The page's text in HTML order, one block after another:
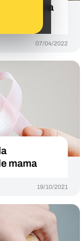
y la
07/04/2022
mama
19/10/2021